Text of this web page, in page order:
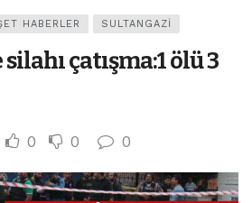
HABERLER SULTANGAZI
çatışma:1 ölü 3
0 0 0